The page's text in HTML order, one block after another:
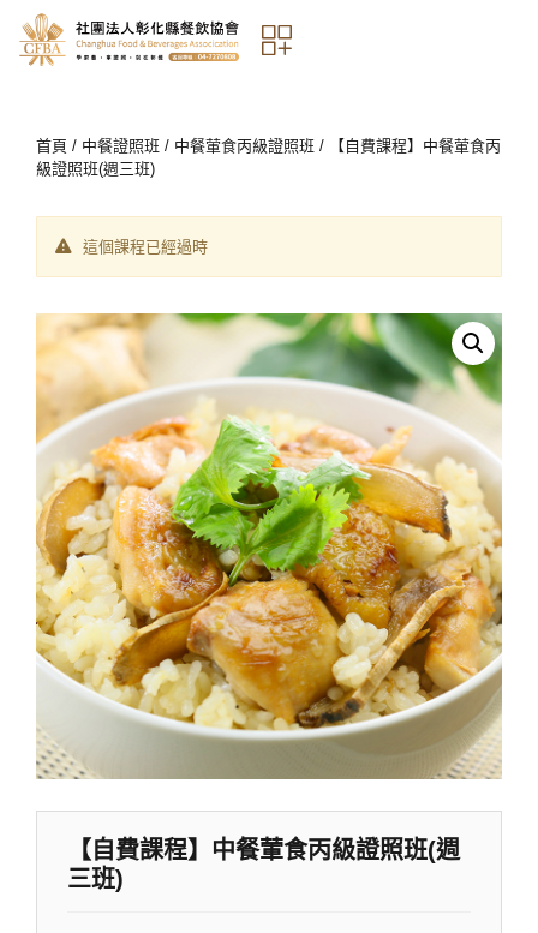
首頁 / 中餐證照班 / 中餐葷食丙級證照班 / 【自費課程】中餐葷食丙
級證照班(週三班)
這個課程已經過時
【自費課程】中餐葷食丙級證照班(週
三班)